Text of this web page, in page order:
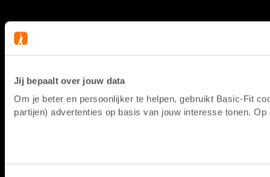
Jij bepaalt over jouw data
Om je beter en persoonlijker te helpen, gebruikt Basic-Fit
partijen) advertenties op basis van jouw interesse tonen.